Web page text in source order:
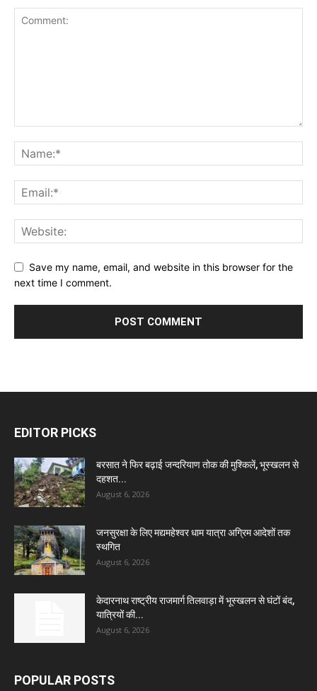
Save my name, email, and website in this browser for the
next time I comment.
EDITOR PICKS
बरसात ने फिर बढ़ाई जन्दरियाण तोक की मुश्किलें, भूस्खलन से
दहशत...
August 6, 2026
जनसुरक्षा के लिए मद्यमहेश्वर धाम यात्रा अग्रिम आदेशों तक
स्थगित
August 6, 2026
केदारनाथ राष्ट्रीय राजमार्ग तिलवाड़ा में भूस्खलन से घंटों बंद,
यात्रियों की...
August 6, 2026
POPULAR POSTS